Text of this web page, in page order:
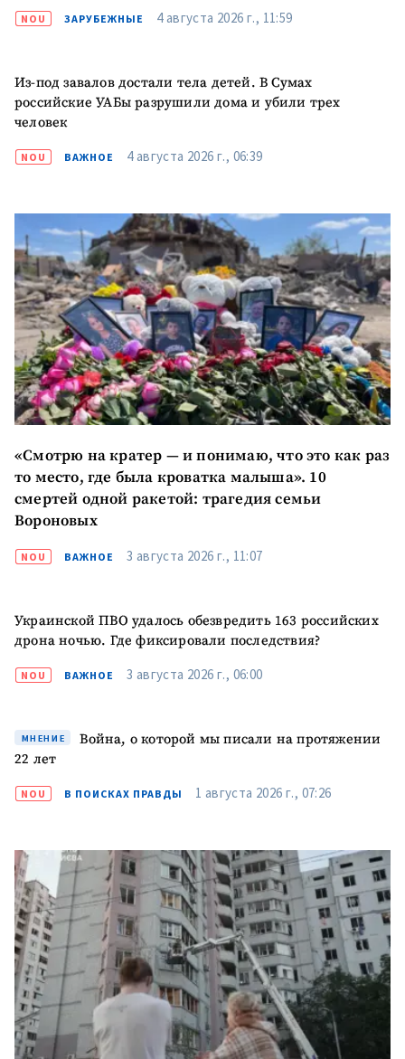
NOU ЗАРУБЕЖНЫЕ 4 августа 2026 г., 11:59
Из-под завалов достали тела детей. В Сумах
российские УАБы разрушили дома и убили трех
человек
NOU ВАЖНОЕ 4 августа 2026 г., 06:39
«Смотрю на кратер — и понимаю, что это как раз
то место, где была кроватка малыша». 10
смертей одной ракетой: трагедия семьи
Вороновых
NOU ВАЖНОЕ 3 августа 2026 г., 11:07
Украинской ПВО удалось обезвредить 163 российских
дрона ночью. Где фиксировали последствия?
NOU ВАЖНОЕ 3 августа 2026 г., 06:00
МНЕНИЕ
Война, о которой мы писали на протяжении
22 лет
NOU В ПОИСКАХ ПРАВДЫ 1 августа 2026 г., 07:26
Ссылка на медиа
+ Добавить ссылку на
медиа
КОНТАКТНЫЙ ИСТОЧНИК
Анонимный источник
Имя + Моё имя
Электронная почта
+ Мой email
Телефон
+ Личный телефон
Я прочитал(а) и согласен(на)
с политикой
конфиденциальности.